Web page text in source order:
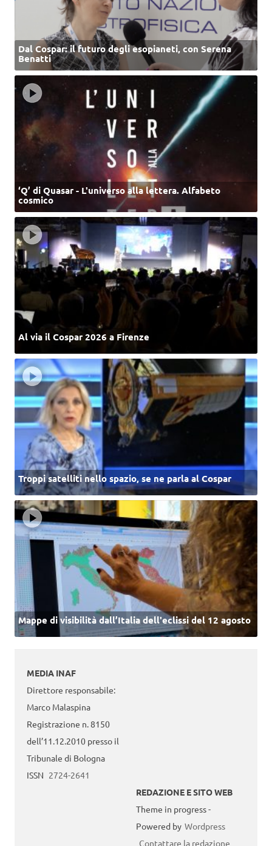
Dal Cospar: il futuro degli esopianeti, con Serena
Benatti
‘Q’ di Quasar - L'universo alla lettera. Alfabeto
cosmico
Al via il Cospar 2026 a Firenze
Troppi satelliti nello spazio, se ne parla al Cospar
Mappe di visibilità dall’Italia dell'eclissi del 12 agosto
MEDIA INAF
Direttore responsabile:
Marco Malaspina
Registrazione n. 8150
dell’11.12.2010 presso il
Tribunale di Bologna
ISSN 2724-2641
REDAZIONE E SITO WEB
Theme in progress -
Powered by Wordpress
Contattare la redazione